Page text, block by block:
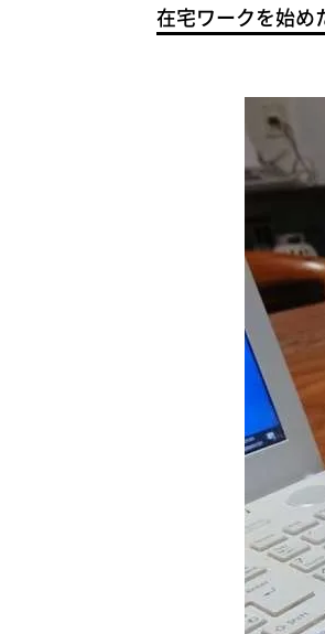
在宅ワークを始